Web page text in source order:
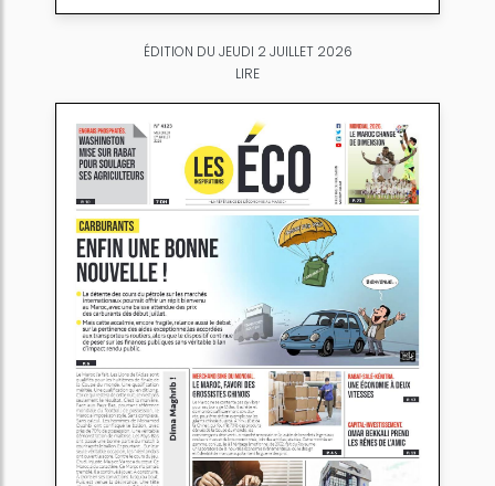
ÉDITION DU JEUDI 2 JUILLET 2026
LIRE